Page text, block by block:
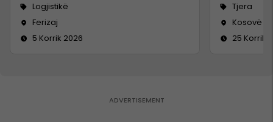
Logjistikë
Ferizaj
5 Korrik 2026
Tjera
Kosovë
25 Korrik